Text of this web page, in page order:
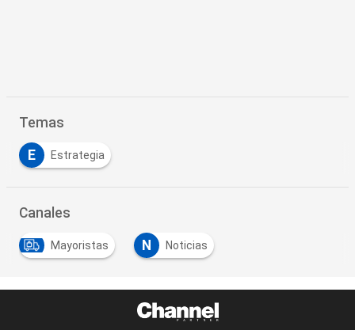
Temas
E Estrategia
Canales
Mayoristas N Noticias